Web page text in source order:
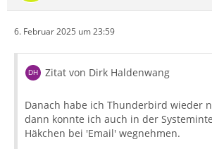
6. Februar 2025 um 23:59
Zitat von Dirk Haldenwang
Danach habe ich Thunderbird wieder
dann konnte ich auch in der
Häkchen bei 'Email' wegnehmen.